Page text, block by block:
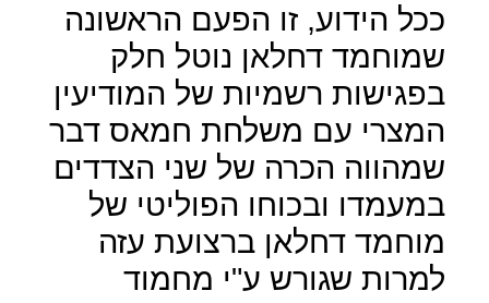
ככל הידוע, זו הפעם הראשונה
שמוחמד דחלאן נוטל חלק
בפגישות רשמיות של המודיעין
המצרי עם משלחת חמאס דבר
שמהווה הכרה של שני הצדדים
במעמדו ובכוחו הפוליטי של
מוחמד דחלאן ברצועת עזה
למרות שגורש ע"י מחמוד